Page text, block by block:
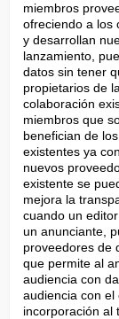
miembros
ofreciendo a los
y desarrollan
lanzamiento,
datos sin tener
propietarios de
colaboración
miembros que
benefician de
existentes ya
nuevos
existente se
mejora la
cuando un
un anunciante,
proveedores de
que permite al
audiencia con
audiencia con el
incorporación al